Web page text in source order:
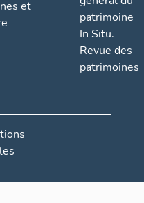
et
patrimoine
In Situ.
Revue des
patrimoines